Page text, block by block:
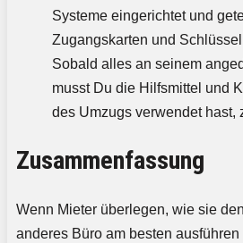
Systeme eingerichtet und
Zugangskarten und
Sobald alles an seinem
musst Du die Hilfsmittel und
des Umzugs verwendet hast,
Zusammenfassung
Wenn Mieter überlegen, wie sie
anderes Büro am besten